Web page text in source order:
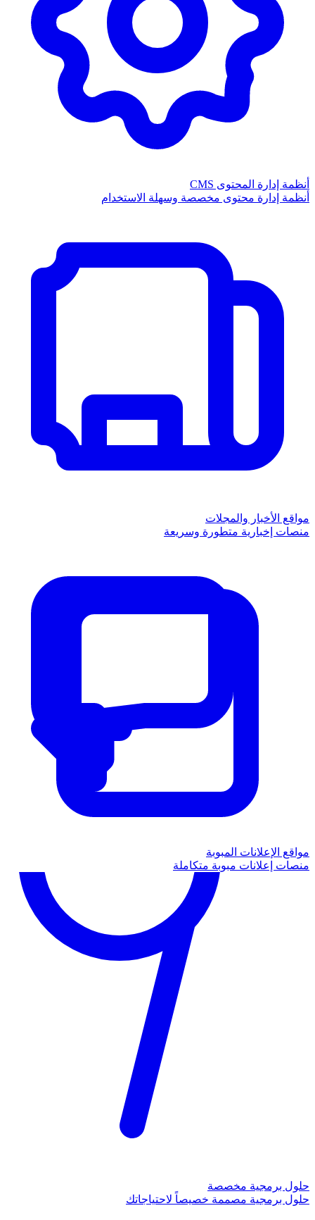
أنظمة إدارة المحتوى CMS
أنظمة إدارة محتوى مخصصة وسهلة الاستخدام
مواقع الأخبار والمجلات
منصات إخبارية متطورة وسريعة
مواقع الإعلانات المبوبة
منصات إعلانات مبوبة متكاملة
حلول برمجية مخصصة
حلول برمجية مصممة خصيصاً لاحتياجاتك